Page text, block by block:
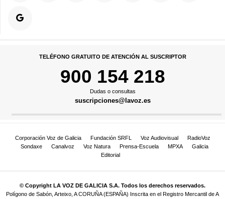
TELÉFONO GRATUITO DE ATENCIÓN AL SUSCRIPTOR
900 154 218
Dudas o consultas
suscripciones@lavoz.es
Corporación Voz de Galicia Fundación SRFL Voz Audiovisual
RadioVoz
Sondaxe
Canalvoz Voz Natura Prensa-Escuela MPXA
Galicia
Editorial
© Copyright LA VOZ DE GALICIA S.A. Todos los derechos reservados.
Polígono de Sabón, Arteixo, A CORUÑA (ESPAÑA) Inscrita en el Registro Mercantil de A